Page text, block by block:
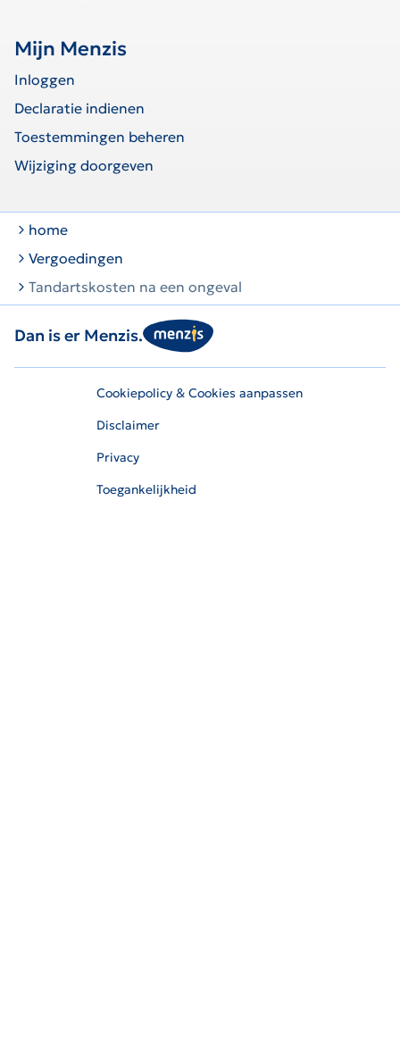
Mijn Menzis
Inloggen
Declaratie indienen
Toestemmingen beheren
Wijziging doorgeven
home
Vergoedingen
Tandartskosten na een ongeval
Dan is er Menzis.
Cookiepolicy & Cookies aanpassen
Disclaimer
Privacy
Toegankelijkheid